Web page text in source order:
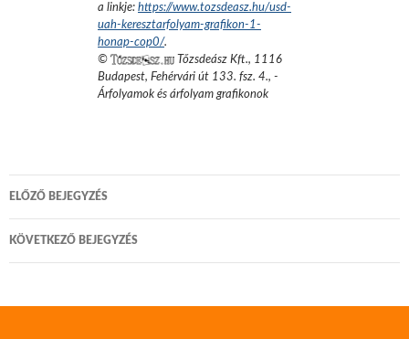
a linkje: https://www.tozsdeasz.hu/usd-
uah-keresztarfolyam-grafikon-1-
honap-cop0/.
©
Tőzsdeász Kft., 1116
Budapest, Fehérvári út 133. fsz. 4., -
Árfolyamok és árfolyam grafikonok
Bejegyzés
navigáció
ELŐZŐ BEJEGYZÉS
KÖVETKEZŐ BEJEGYZÉS